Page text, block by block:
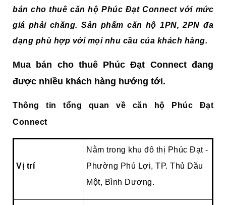
bán cho thuê căn hộ Phúc Đạt Connect với mức
giá phải chăng. Sản phẩm căn hộ 1PN, 2PN đa
dạng phù hợp với mọi nhu cầu của khách hàng.
Mua bán cho thuê Phúc Đạt Connect đang
được nhiều khách hàng hướng tới.
Thông tin tổng quan về căn hộ Phúc Đạt
Connect
Vị trí
Nằm trong khu đô thị Phúc Đạt -
Phường Phú Lợi, TP. Thủ Dầu
Một, Bình Dương.